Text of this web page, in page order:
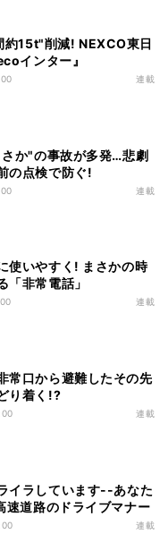
約15t"削減! NEXCO東日
インター』
連載
か"の事故が多発…悲劇
の点検で防ぐ!
連載
使いやすく! まさかの時
「非常電話」
連載
常口から避難したその先
り着く!?
連載
イラしています--あなた
速道路のドライブマナー
連載